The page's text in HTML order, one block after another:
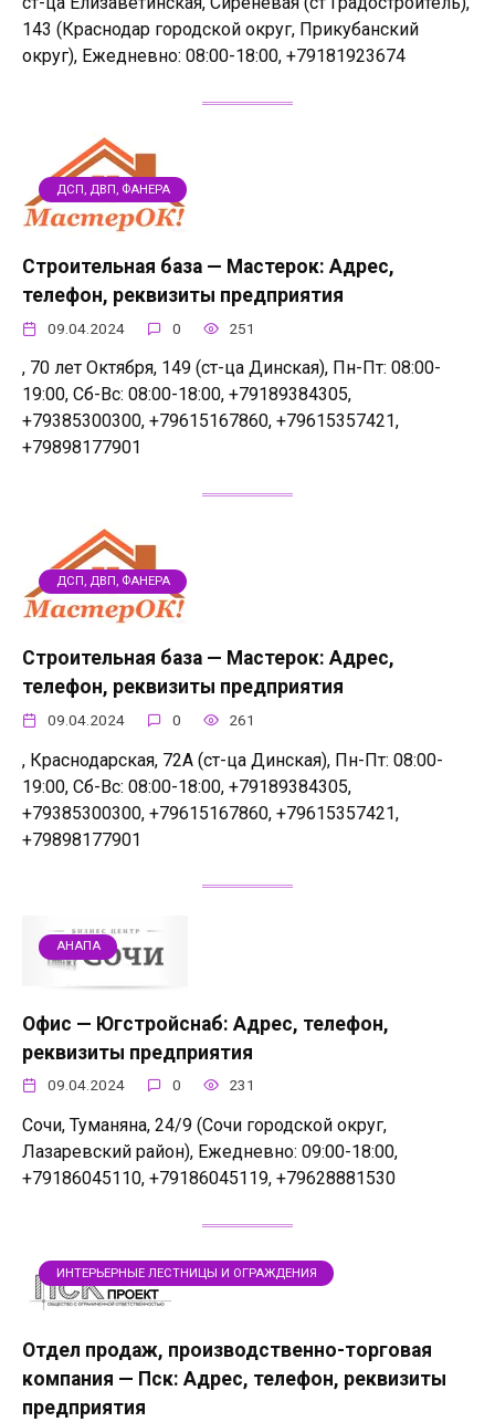
143 (Краснодар городской округ, Прикубанский
округ), Ежедневно: 08:00-18:00, +79181923674
ДСП, ДВП, ФАНЕРА
Строительная база — Мастерок: Адрес,
телефон, реквизиты предприятия
09.04.2024 0 251
, 70 лет Октября, 149 (ст-ца Динская), Пн-Пт: 08:00-
19:00, Сб-Вс: 08:00-18:00, +79189384305,
+79385300300, +79615167860, +79615357421,
+79898177901
ДСП, ДВП, ФАНЕРА
Строительная база — Мастерок: Адрес,
телефон, реквизиты предприятия
09.04.2024 0 261
, Краснодарская, 72А (ст-ца Динская), Пн-Пт: 08:00-
19:00, Сб-Вс: 08:00-18:00, +79189384305,
+79385300300, +79615167860, +79615357421,
+79898177901
АНАПА
Офис — Югстройснаб: Адрес, телефон,
реквизиты предприятия
09.04.2024 0 231
Сочи, Туманяна, 24/9 (Сочи городской округ,
Лазаревский район), Ежедневно: 09:00-18:00,
+79186045110, +79186045119, +79628881530
ИНТЕРЬЕРНЫЕ ЛЕСТНИЦЫ И ОГРАЖДЕНИЯ
Отдел продаж, производственно-торговая
компания — Пск: Адрес, телефон, реквизиты
предприятия